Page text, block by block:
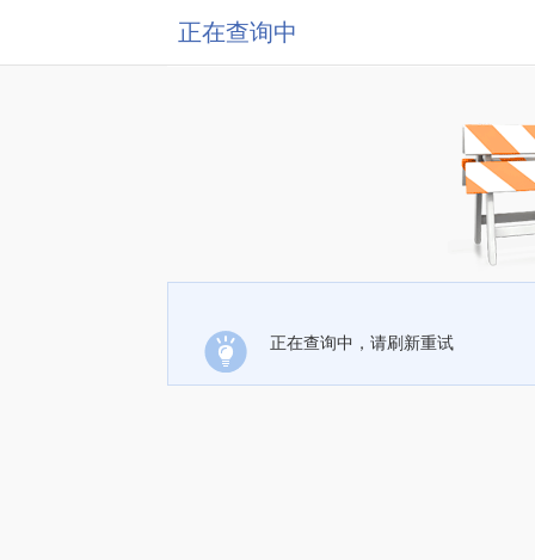
正在查询中
正在查询中，请刷新重试